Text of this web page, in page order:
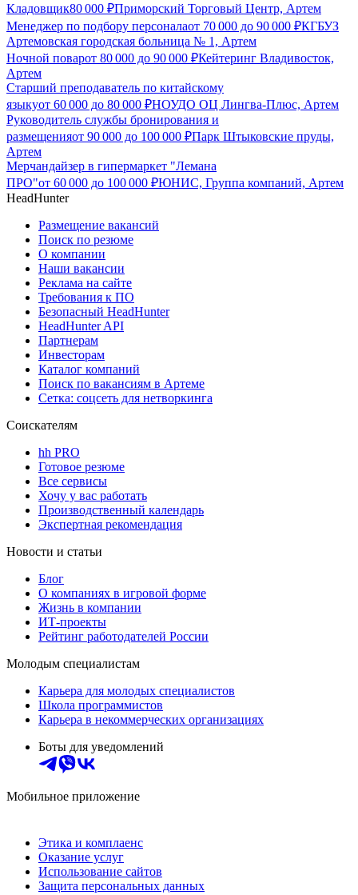
Кладовщик80 000 ₽Приморский Торговый Центр, Артем
Менеджер по подбору персоналаот 70 000 до 90 000 ₽КГБУЗ
Артемовская городская больница № 1, Артем
Ночной поварот 80 000 до 90 000 ₽Кейтеринг Владивосток,
Артем
Старший преподаватель по китайскому
языкуот 60 000 до 80 000 ₽НОУДО ОЦ Лингва-Плюс, Артем
Руководитель службы бронирования и
размещенияот 90 000 до 100 000 ₽Парк Штыковские пруды,
Артем
Мерчандайзер в гипермаркет "Лемана
ПРО"от 60 000 до 100 000 ₽ЮНИС, Группа компаний, Артем
HeadHunter
Размещение вакансий
Поиск по резюме
О компании
Наши вакансии
Реклама на сайте
Требования к ПО
Безопасный HeadHunter
HeadHunter API
Партнерам
Инвесторам
Каталог компаний
Поиск по вакансиям в Артеме
Сетка: соцсеть для нетворкинга
Соискателям
hh PRO
Готовое резюме
Все сервисы
Хочу у вас работать
Производственный календарь
Экспертная рекомендация
Новости и статьи
Блог
О компаниях в игровой форме
Жизнь в компании
ИТ-проекты
Рейтинг работодателей России
Молодым специалистам
Карьера для молодых специалистов
Школа программистов
Карьера в некоммерческих организациях
Боты для уведомлений
Мобильное приложение
Этика и комплаенс
Оказание услуг
Использование сайтов
Защита персональных данных